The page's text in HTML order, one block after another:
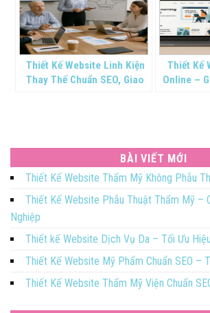
Thiết Kế Website Linh Kiện
Thay Thế Chuẩn SEO, Giao
Thiết Kế
Online –
BÀI VIẾT MỚI
Thiết Kế Website Thẩm Mỹ Không Phẫu
Thiết Kế Website Phẫu Thuật Thẩm Mỹ –
Nghiệp
Thiết kế Website Dịch Vụ Da – Tối Ưu
Thiết Kế Website Mỹ Phẩm Chuẩn SEO –
Thiết Kế Website Thẩm Mỹ Viện Chuẩn